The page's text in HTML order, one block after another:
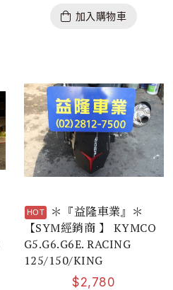
加入購物車
＊『益隆車業』＊
【SYM經銷商 】 KYMCO
G5.G6.G6E. RACING
125/150/KING
$2,780